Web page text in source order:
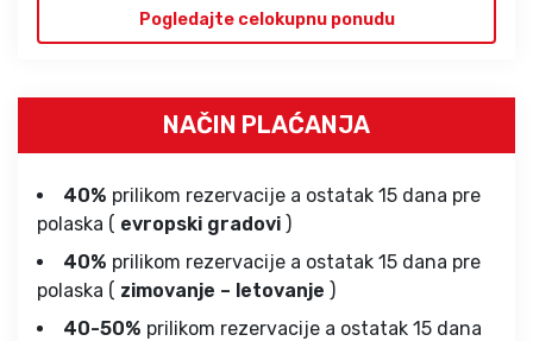
Pogledajte celokupnu ponudu
NAČIN PLAĆANJA
40% prilikom rezervacije a ostatak 15 dana pre
polaska ( evropski gradovi )
40% prilikom rezervacije a ostatak 15 dana pre
polaska ( zimovanje – letovanje )
40-50% prilikom rezervacije a ostatak 15 dana